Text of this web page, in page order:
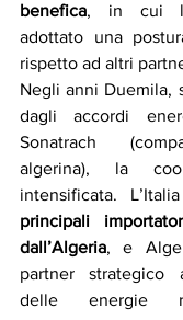
benefica, in cui
adottato una
rispetto ad altri
Negli anni Duemila,
dagli accordi
Sonatrach
algerina), la
intensificata.
principali
dall’Algeria, e
partner strategico
delle energie